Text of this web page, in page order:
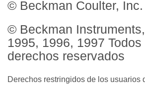
© Beckman Coulter,
© Beckman
1995, 1996, 1997 Todos
derechos reservados
Derechos restringidos de los usuarios